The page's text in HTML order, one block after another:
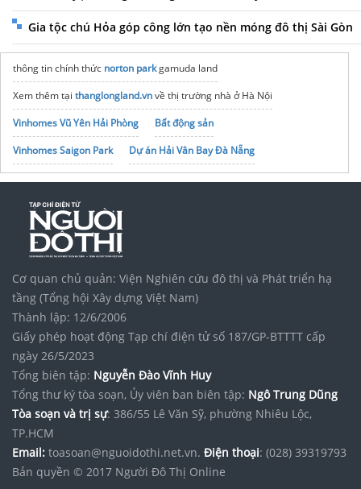
Gia tộc chú Hỏa góp công lớn tạo nền móng đô thị Sài Gòn
thông tin chính thức norton parkgamuda land
Xem thêm tại thanglongland.vnvề thị trường nhà ở Hà Nội
Vinhomes Vũ Yên Hải Phòng
Bất động sản
Vinhomes Saigon Park
Dự án Hải Vân Bay Đà Nẵng
noxh K Home Avenue Nhơn Trạch
Tập đoàn Bcons Group
Tìmđất Đà Lạt Giá Rẻ
ShophouseNam Long Hải Phòng
trang bất động sản Greenhomesland
Bán shophouse Vinhomes Hải Vân
Giá Vinhomes Cần Giờ
Cơ quan chủ quản: Viện Nghiên cứu đô thị và Phát triển hạ
tầng (Tổng hội Xây dựng Việt Nam)
Thành lập: 12/6/2006
Giấy phép hoạt động Tạp chí điện tử số 187/GP-BTTTT cấp
ngày 26/5/2023
Tổng biên tập: Nguyễn Đào Vĩnh Huy
Tổng thư ký tòa soạn, Ủy viên ban biên tập: Ngô Trung Dũng
Tòa soạn và trị sự: 386/55 Lê Văn Sỹ, phường Nhiêu Lộc,
TP.HCM
Email: toasoan@nguoidothi.net.vn. Điện thoại: (028) 39319793
Bản quyền © 2017 Người Đô Thị Online